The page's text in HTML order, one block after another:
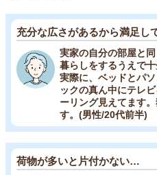
充分な広さがあるから満足し
実家の自分の部屋と
暮らしをするうえで
実際に、ベッドとパ
ックの真ん中にテレ
ーリング見えてます
す。(男性/20代前半)
荷物が多いと片付かない…